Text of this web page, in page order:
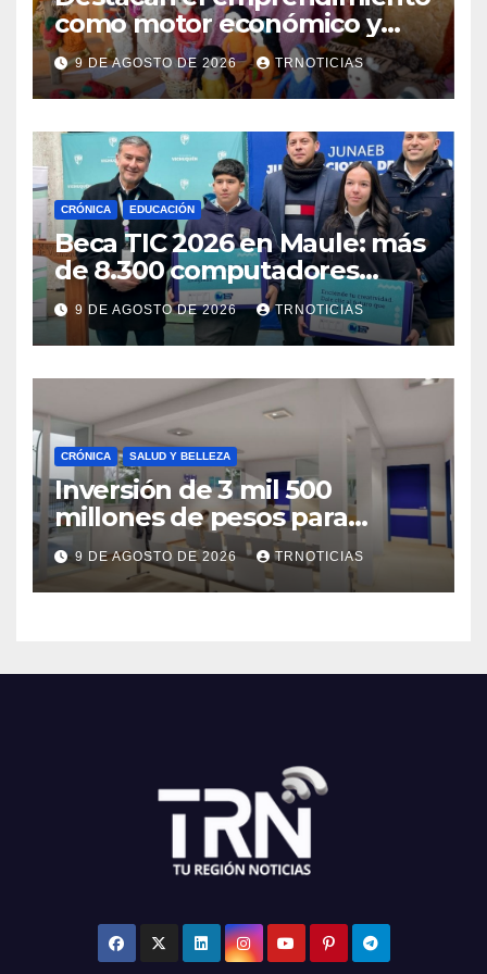
como motor económico y
anuncia fortalecer apoyos
para empleo autónomo
9 DE AGOSTO DE 2026 TRNOTICIAS
CRÓNICA EDUCACIÓN
Beca TIC 2026 en Maule: más
de 8.300 computadores
están siendo entregados en
la región
9 DE AGOSTO DE 2026 TRNOTICIAS
CRÓNICA SALUD Y BELLEZA
Inversión de 3 mil 500
millones de pesos para
mejorar el Cesfam
Astaburuaga
9 DE AGOSTO DE 2026 TRNOTICIAS